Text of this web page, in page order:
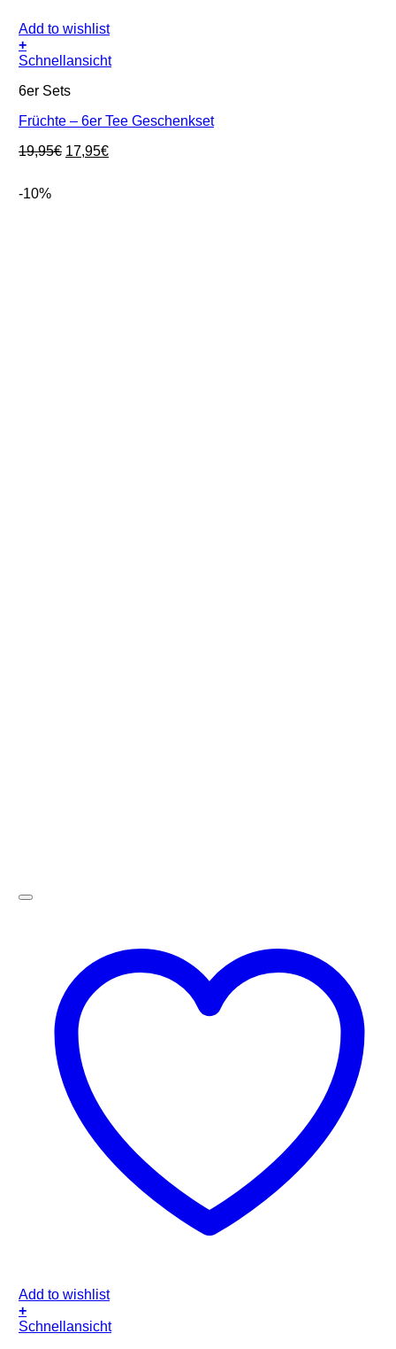
Add to wishlist
+
Schnellansicht
6er Sets
Früchte – 6er Tee Geschenkset
19,95€ Ursprünglicher
17,95€Aktueller
-10%
Add to wishlist
+
Schnellansicht